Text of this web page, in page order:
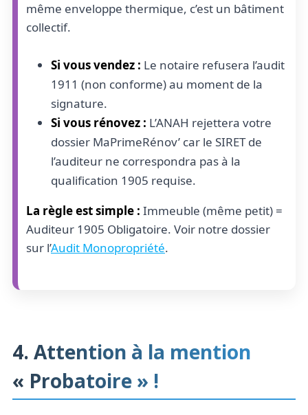
même enveloppe thermique, c’est un bâtiment
collectif.
Si vous vendez : Le notaire refusera l’audit
1911 (non conforme) au moment de la
signature.
Si vous rénovez : L’ANAH rejettera votre
dossier MaPrimeRénov’ car le SIRET de
l’auditeur ne correspondra pas à la
qualification 1905 requise.
La règle est simple : Immeuble (même petit) =
Auditeur 1905 Obligatoire. Voir notre dossier
sur l’Audit Monopropriété.
4. Attention à la mention
« Probatoire » !